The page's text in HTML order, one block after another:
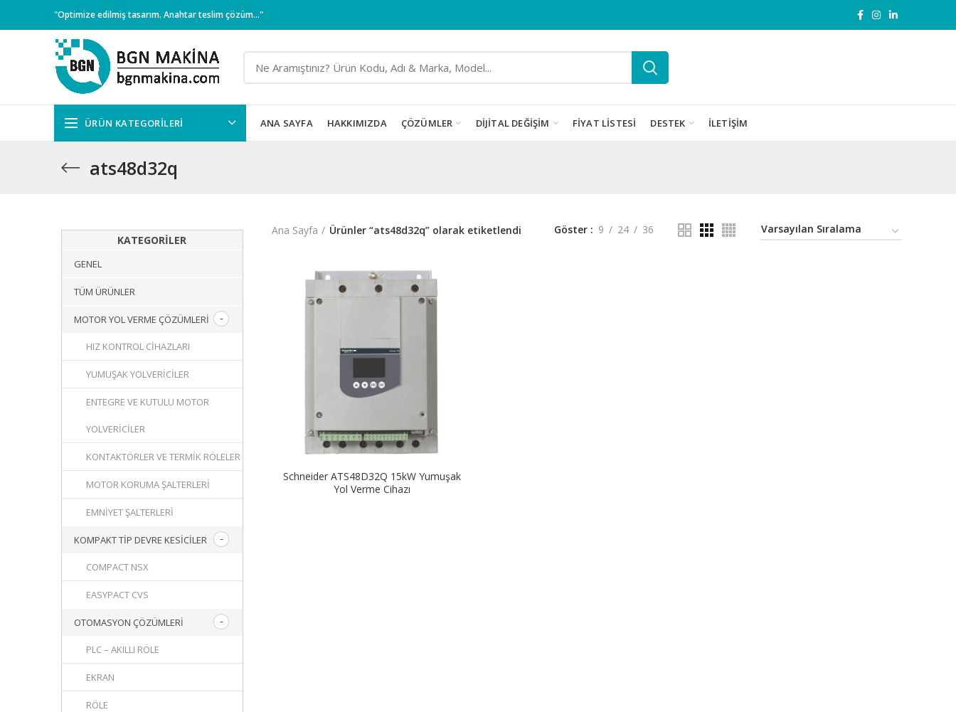
"Optimize edilmiş tasarım. Anahtar teslim çözüm..."
ÜRÜN KATEGORILERI ANA SAYFA HAKKIMIZDA ÇÖZÜMLER DIJITAL DEĞIŞIM FIYAT LISTESI DESTEK İLETIŞIM
ats48d32q
KATEGORILER
GENEL
TÜM ÜRÜNLER
MOTOR YOL VERME ÇÖZÜMLERI
HIZ KONTROL CIHAZLARI
YUMUŞAK YOLVERICILER
ENTEGRE VE KUTULU MOTOR
YOLVERICILER
KONTAKTÖRLER VE TERMIK RÖLELER
MOTOR KORUMA ŞALTERLERI
EMNIYET ŞALTERLERI
KOMPAKT TIP DEVRE KESICILER
COMPACT NSX
EASYPACT CVS
OTOMASYON ÇÖZÜMLERI
PLC – AKILLI RÖLE
EKRAN
RÖLE
Ana Sayfa Ürünler “ats48d32q” olarak etiketlendi Göster 9 24 36
Schneider ATS48D32Q 15kW Yumuşak
Yol Verme Cihazı